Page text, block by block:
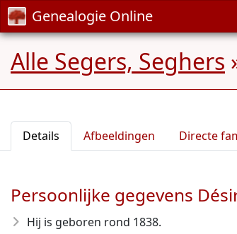
Genealogie Online
Alle Segers, Seghers
Details Afbeeldingen Directe
Persoonlijke gegevens
Hij is geboren rond 1838.